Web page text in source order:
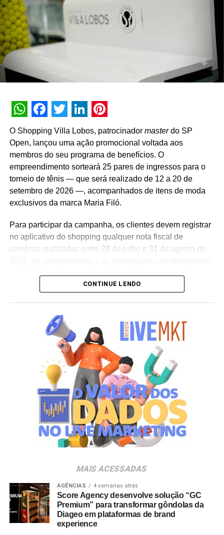
longo prazo com o mercado”, pontua Daniel Salguele,
gerente da Torrefação Cooxupé.
A promoção abrange todas as linhas de produtos da
marca em todo o território nacional. Para concorrer aos
comprovantes fiscais pelo site oficial ou via WhatsApp.
distribuição de R$ 10 mil toda semana e o sorteio final de
fosse muito mais do que um incentivo de compra. Ela
precisava reforçar os atributos da marca, gerar conversa e
manter o Café Evolutto presente na rotina das pessoas. A
combinação entre mecânica simples, premiações
atrativas, comunicação integrada e a chegada do Edu
Guedes nos permite manter a marca presente na rotina
do consumidor durante todo o período da campanha”,
Cooxupé.
WhatsApp
Facebook
Twitter
LinkedIn
Pinterest
O Shopping Villa Lobos, patrocinador masterdo SP
Open, lançou uma ação promocional voltada aos
membros do seu programa de benefícios. O
empreendimento sorteará 25 pares de ingressos para o
torneio de tênis — que será realizado de 12 a 20 de
setembro de 2026 —, acompanhados de itens de moda
exclusivos da marca Maria Filó.
Para participar da campanha, os clientes devem registrar
no aplicativo do shopping qualquer nota fiscal de
compras realizadas entre 28 de julho e 31 de agosto de
de setembro de 2026. Após a divulgação do resultado
oficial, os vencedores terão até o dia 16 de setembro para
realizar a retirada presencial dos ingressos e brindes no
espaço Villa Atende, localizado no piso G1 do shopping.
“O SP Open é um torneio muito relevante para a cidade e
para essa região. Como estamos no evento de forma tão
profunda, nada mais justo do que proporcionar essa
experiência para alguns dos nossos clientes fiéis”,
destaca Aline Ivanov, gerente de marketing do Shopping
Villa Lobos.
Para ingressar no programa e participar do sorteio, os
Shopping Villa Lobos, efetuar o cadastro e enviar
comprovantes fiscais de qualquer valor. O regulamento
completo está disponível no site do empreendimento.
CONTINUE LENDO
MAIS ACESSADAS
AGÊNCIAS 4 semanas atrás
Score Agency desenvolve solução “GC
Premium” para transformar gôndolas da
Diageo em plataformas de brand
experience